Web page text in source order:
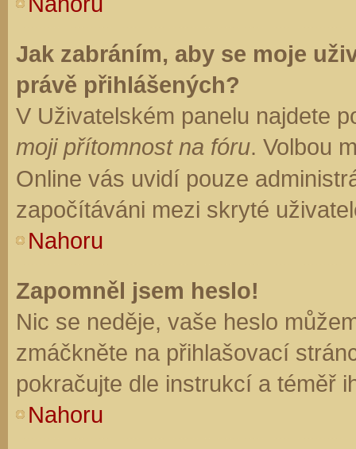
Jak zabráním, aby se moje
právě přihlášených?
V Uživatelském panelu najdete
moji přítomnost na fóru. Volbou
Online vás uvidí pouze
započítáváni mezi skryté
Nahoru
Zapomněl jsem heslo!
Nic se neděje, vaše heslo
zmáčkněte na přihlašovací
pokračujte dle instrukcí a téměř
Nahoru